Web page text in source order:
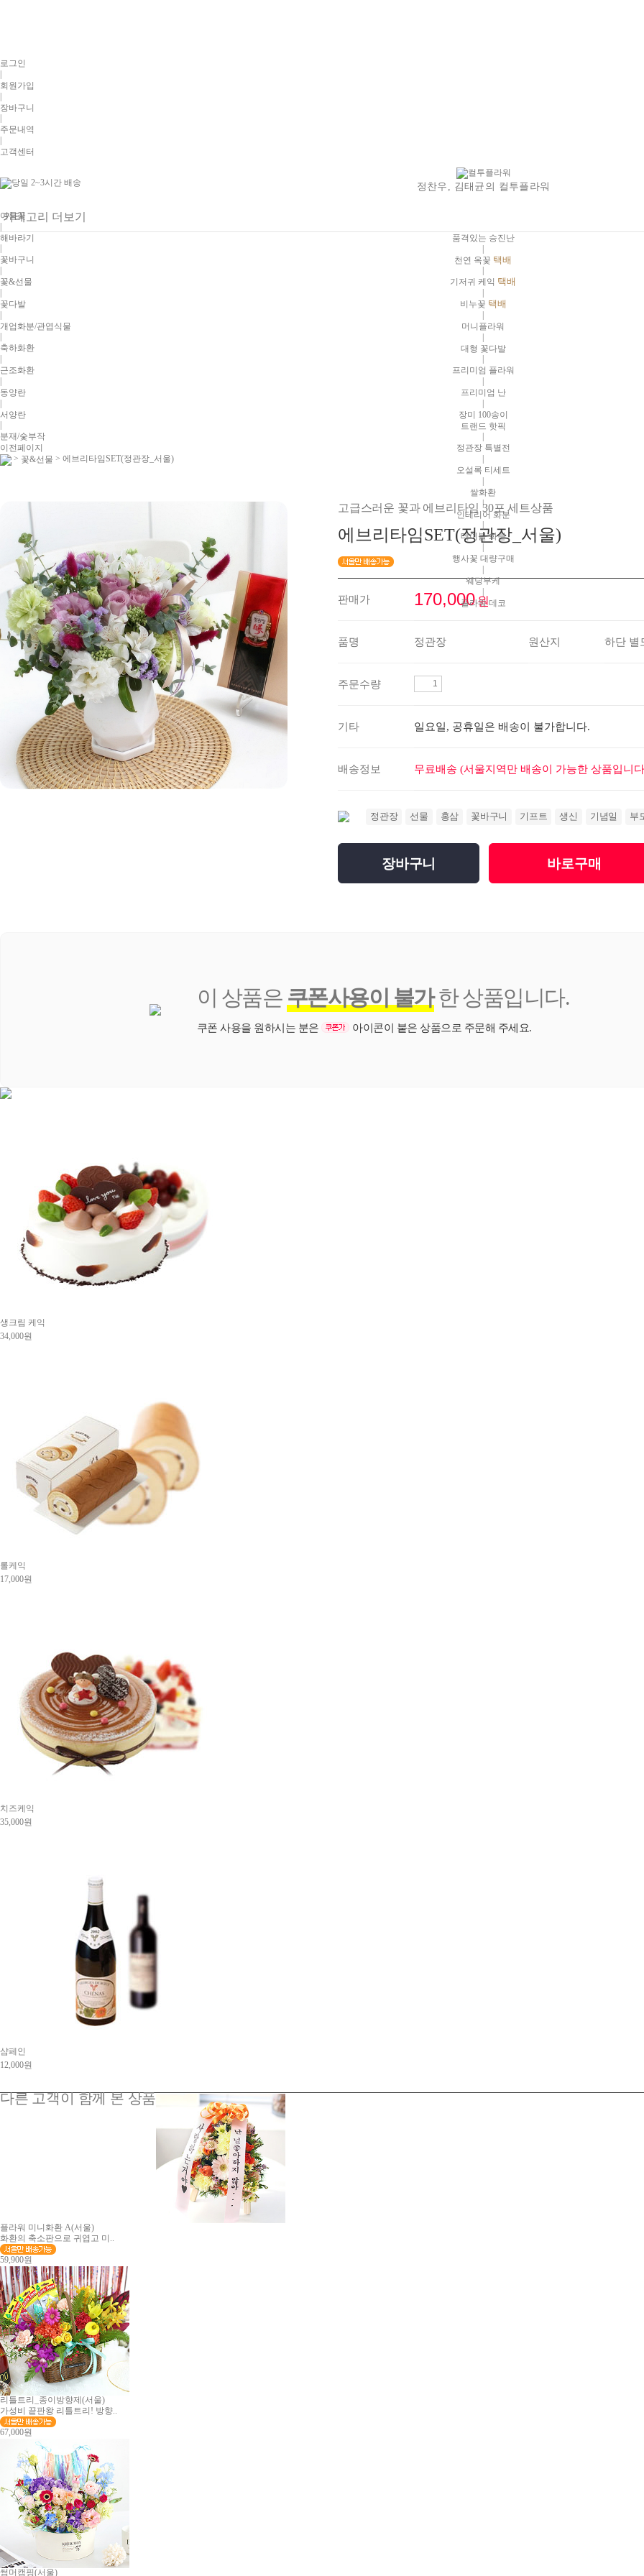
로그인
|
회원가입
|
장바구니
주문내역
고객센터
정찬우, 김태균의 컬투플라워
카테고리 더보기
품격있는 승진난
|
천연 옥꽃 택배
기저귀 케익 택배
비누꽃 택배
|
머니플라워
|
대형 꽃다발
프리미엄 플라워
프리미엄 난
|
장미 100송이
트랜드 핫픽
정관장 특별전
오설록 티세트
|
쌀화환
|
인테리어 화분
테이블 화분
행사꽃 대량구매
|
웨딩부케
|
플라워 데코
여름꽃
|
해바라기
꽃바구니
꽃&선물
|
꽃다발
|
개업화분/관엽식물
축하화환
근조화환
|
동양란
|
서양란
분재/숯부작
이전페이지
> 꽃&선물 > 에브리타임SET(정관장_서울)
고급스러운 꽃과 에브리타임 30포 세트상품
에브리타임SET(정관장_서울)
판매가 170,000원
품명 정관장 원산지 하단 별
주문수량
기타 일요일, 공휴일은 배송이 불가합니다.
배송정보 무료배송 (서울지역만 배송이 가능한 상품입니
정관장 선물 홍삼 꽃바구니 기프트 생신 기념일 부
장바구니 바로구매
이 상품은 쿠폰사용이 불가한 상품입니다.
쿠폰 사용을 원하시는 분은 아이콘이 붙은 상품으로 주문해 주세요.
생크림 케익
34,000원
롤케익
17,000원
치즈케익
35,000원
샴페인
12,000원
다른 고객이 함께 본 상품
플라워 미니화환 A(서울)
화환의 축소판으로 귀엽고 미..
59,900원
리틀트리_종이방향제(서울)
가성비 끝판왕 리틀트리! 방향..
67,000원
썸머캠핑(서울)